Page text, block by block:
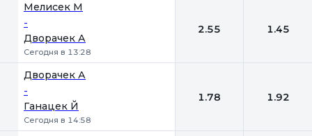
Мелисек М
-
Дворачек А
Сегодня в 13:28
2.55 1.45
Дворачек А
-
Ганацек Й
Сегодня в 14:58
1.78 1.92